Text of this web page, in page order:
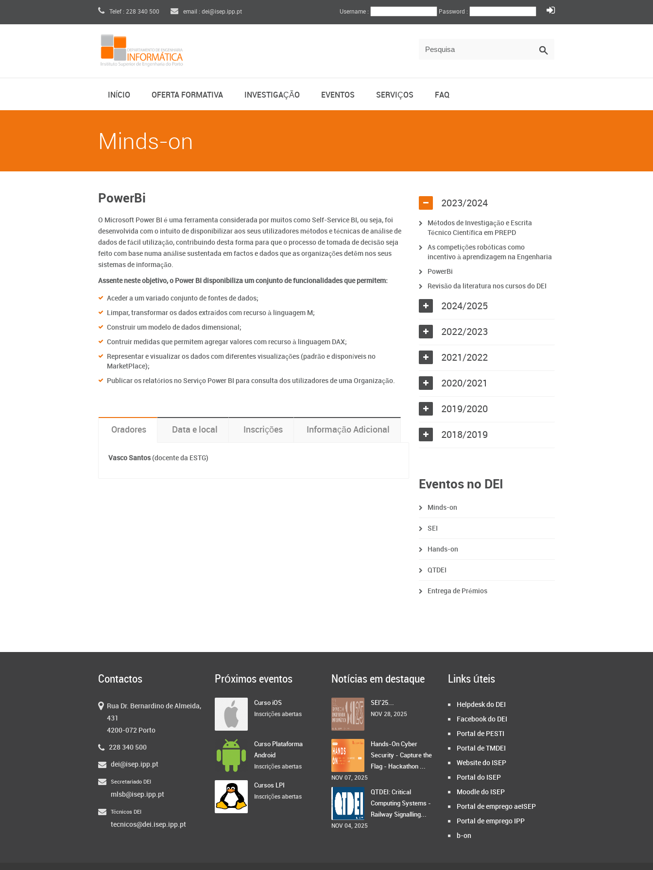
Telef : 228 340 500 email : dei@isep.ipp.pt Username : Password :
INÍCIO OFERTA FORMATIVA INVESTIGAÇÃO EVENTOS SERVIÇOS FAQ
Minds-on
PowerBi
O Microsoft Power BI é uma ferramenta considerada por muitos como Self-Service BI, ou seja, foi
desenvolvida com o intuito de disponibilizar aos seus utilizadores métodos e técnicas de análise de
dados de fácil utilização, contribuindo desta forma para que o processo de tomada de decisão seja
feito com base numa análise sustentada em factos e dados que as organizações detêm nos seus
sistemas de informação.
Assente neste objetivo, o Power BI disponibiliza um conjunto de funcionalidades que permitem:
Aceder a um variado conjunto de fontes de dados;
Limpar, transformar os dados extraídos com recurso à linguagem M;
Construir um modelo de dados dimensional;
Contruir medidas que permitem agregar valores com recurso à linguagem DAX;
Representar e visualizar os dados com diferentes visualizações (padrão e disponíveis no
MarketPlace);
Publicar os relatórios no Serviço Power BI para consulta dos utilizadores de uma Organização.
Oradores Data e local Inscrições Informação Adicional
Vasco Santos(docente da ESTG)
2023/2024
Métodos de Investigação e Escrita
Técnico Científica em PREPD
As competições robóticas como
incentivo à aprendizagem na Engenharia
PowerBi
Revisão da literatura nos cursos do DEI
2024/2025
2022/2023
2021/2022
2020/2021
2019/2020
2018/2019
Eventos no DEI
Minds-on
SEI
Hands-on
QTDEI
Entrega de Prémios
Contactos
Rua Dr. Bernardino de Almeida,
431
4200-072 Porto
228 340 500
dei@isep.ipp.pt
Secretariado DEI
mlsb@isep.ipp.pt
Técnicos DEI
tecnicos@dei.isep.ipp.pt
Próximos eventos
Curso iOS
Inscrições abertas
Curso Plataforma
Android
Inscrições abertas
Cursos LPI
Inscrições abertas
Notícias em destaque
SEI'25...
NOV 28, 2025
Hands-On Cyber
Security - Capture the
Flag - Hackathon ...
NOV 07, 2025
QTDEI: Critical
Computing Systems -
Railway Signalling...
NOV 04, 2025
Links úteis
Helpdesk do DEI
Facebook do DEI
Portal de PESTI
Portal de TMDEI
Website do ISEP
Portal do ISEP
Moodle do ISEP
Portal de emprego aeISEP
Portal de emprego IPP
b-on